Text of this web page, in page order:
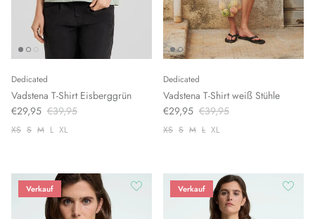
Dedicated
Vadstena T-Shirt Eisberggrün
€29,95 €39,95
XS S M L XL
Dedicated
Vadstena T-Shirt weiß Stühle
€29,95 €39,95
XS S M L XL
Verkauf Verkauf